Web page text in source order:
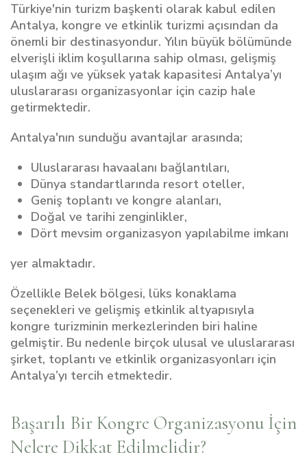
Türkiye'nin turizm başkenti olarak kabul edilen
Antalya, kongre ve etkinlik turizmi açısından da
önemli bir destinasyondur. Yılın büyük bölümünde
elverişli iklim koşullarına sahip olması, gelişmiş
ulaşım ağı ve yüksek yatak kapasitesi Antalya’yı
uluslararası organizasyonlar için cazip hale
getirmektedir.
Antalya'nın sunduğu avantajlar arasında;
Uluslararası havaalanı bağlantıları,
Dünya standartlarında resort oteller,
Geniş toplantı ve kongre alanları,
Doğal ve tarihi zenginlikler,
Dört mevsim organizasyon yapılabilme imkanı
yer almaktadır.
Özellikle Belek bölgesi, lüks konaklama
seçenekleri ve gelişmiş etkinlik altyapısıyla
kongre turizminin merkezlerinden biri haline
gelmiştir. Bu nedenle birçok ulusal ve uluslararası
şirket, toplantı ve etkinlik organizasyonları için
Antalya’yı tercih etmektedir.
Başarılı Bir Kongre Organizasyonu İçin
Nelere Dikkat Edilmelidir?